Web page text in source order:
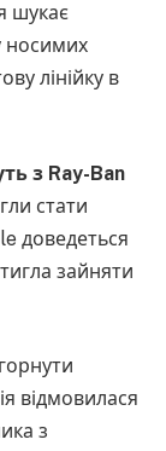
шукає
носимих
лінійку в
з Ray-Ban
стати
доведеться
зайняти
відмовилася
з